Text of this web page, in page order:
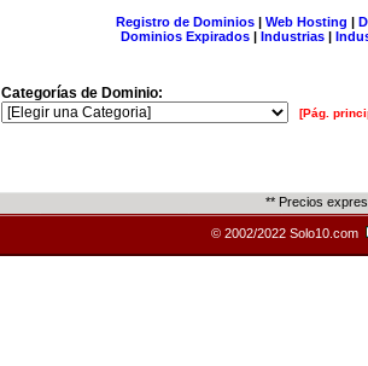
Registro de Dominios| Web Hosting |
Dominios Expirados | Industrias |
Categorías de Dominio:
[Pág.
** Precios
© 2002/2022 Solo10.com